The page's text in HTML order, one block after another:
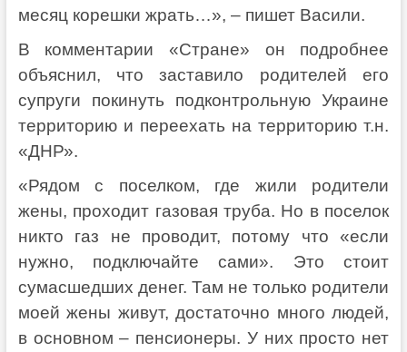
месяц корешки жрать…», – пишет Васили.
В комментарии «Стране» он подробнее
объяснил, что заставило родителей его
супруги покинуть подконтрольную Украине
территорию и переехать на территорию т.н.
«ДНР».
«Рядом с поселком, где жили родители
жены, проходит газовая труба. Но в поселок
никто газ не проводит, потому что «если
нужно, подключайте сами». Это стоит
сумасшедших денег. Там не только родители
моей жены живут, достаточно много людей,
в основном – пенсионеры. У них просто нет